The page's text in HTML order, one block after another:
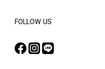
FOLLOW US